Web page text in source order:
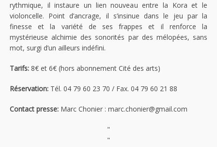
rythmique, il instaure un lien nouveau entre la Kora et le
violoncelle. Point d’ancrage, il s’insinue dans le jeu par la
finesse et la variété de ses frappes et il renforce la
mystérieuse alchimie des sonorités par des mélopées, sans
mot, surgi d’un ailleurs indéfini.
Tarifs: 8€ et 6€ (hors abonnement Cité des arts)
Réservation: Tél. 04 79 60 23 70 / Fax. 04 79 60 21 88
Contact presse: Marc Chonier : marc.chonier@gmail.com
"
"